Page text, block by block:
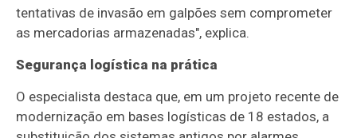
tentativas de invasão em galpões sem comprometer
as mercadorias armazenadas", explica.
Segurança logística na prática
O especialista destaca que, em um projeto recente de
modernização em bases logísticas de 18 estados, a